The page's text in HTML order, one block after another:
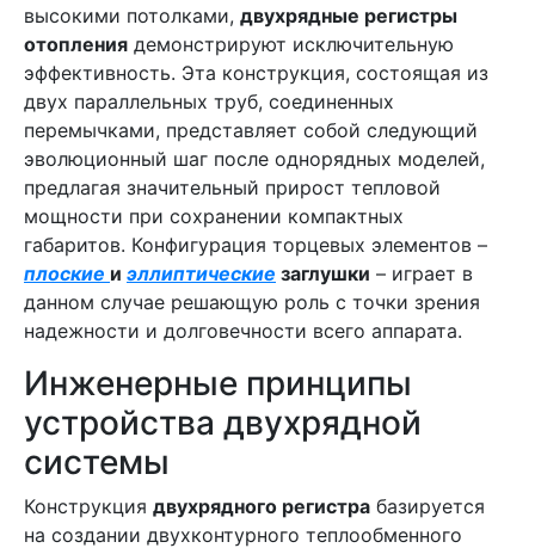
высокими потолками, двухрядные регистры
отопления демонстрируют исключительную
эффективность. Эта конструкция, состоящая из
двух параллельных труб, соединенных
перемычками, представляет собой следующий
эволюционный шаг после однорядных моделей,
предлагая значительный прирост тепловой
мощности при сохранении компактных
габаритов. Конфигурация торцевых элементов –
плоские и эллиптические заглушки – играет в
данном случае решающую роль с точки зрения
надежности и долговечности всего аппарата.
Инженерные принципы
устройства двухрядной
системы
Конструкция двухрядного регистра базируется
на создании двухконтурного теплообменного